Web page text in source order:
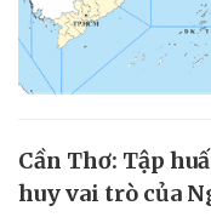
Cần Thơ: Tập
huy vai trò của